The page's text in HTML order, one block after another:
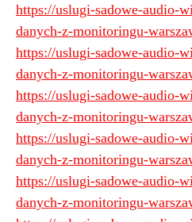
https://uslugi-sadowe-audio-
danych-z-monitoringu-
https://uslugi-sadowe-audio-
danych-z-monitoringu-
https://uslugi-sadowe-audio-
danych-z-monitoringu-
https://uslugi-sadowe-audio-
danych-z-monitoringu-
https://uslugi-sadowe-audio-
danych-z-monitoringu-